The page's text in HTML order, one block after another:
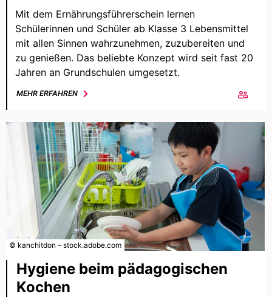
Mit dem Ernährungsführerschein lernen
Schülerinnen und Schüler ab Klasse 3 Lebensmittel
mit allen Sinnen wahrzunehmen, zuzubereiten und
zu genießen. Das beliebte Konzept wird seit fast 20
Jahren an Grundschulen umgesetzt.
MEHR ERFAHREN
© kanchitdon – stock.adobe.com
Hygiene beim pädagogischen
Kochen